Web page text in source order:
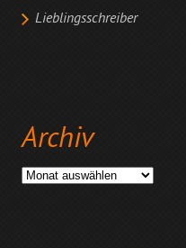
Lieblingsschreiber
Archiv
Archiv